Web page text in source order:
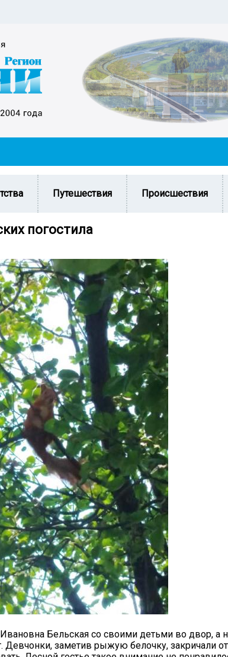
Путешествия Происшествия
погостила
Бельская со своими детьми во двор, а
Девчонки, заметив рыжую белочку, закричали
20.09.2017